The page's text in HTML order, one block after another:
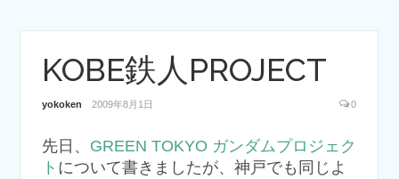
KOBE鉄人PROJECT
yokoken 2009年8月1日 0
先日、 GREEN TOKYO ガンダムプロジェク
ト について書きましたが、神戸でも同じよ